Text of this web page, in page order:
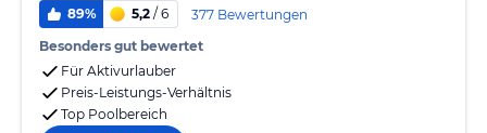
89% 5,2 / 6
377 Bewertungen
Besonders gut bewertet
Für Aktivurlauber
Preis-Leistungs-Verhältnis
Top Poolbereich